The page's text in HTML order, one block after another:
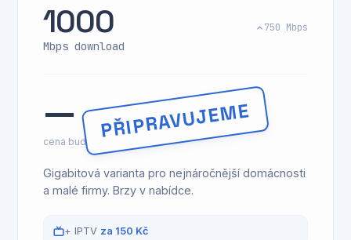
1000
Mbps download
750 Mbps
—
cena bude doplněna
Gigabitová varianta pro nejnáročnější domácnosti
a malé firmy. Brzy v nabídce.
+ IPTV za 150 Kč